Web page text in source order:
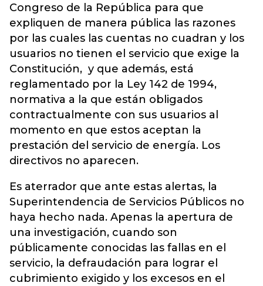
Congreso de la República para que
expliquen de manera pública las razones
por las cuales las cuentas no cuadran y los
usuarios no tienen el servicio que exige la
Constitución, y que además, está
reglamentado por la Ley 142 de 1994,
normativa a la que están obligados
contractualmente con sus usuarios al
momento en que estos aceptan la
prestación del servicio de energía. Los
directivos no aparecen.
Es aterrador que ante estas alertas, la
Superintendencia de Servicios Públicos no
haya hecho nada. Apenas la apertura de
una investigación, cuando son
públicamente conocidas las fallas en el
servicio, la defraudación para lograr el
cubrimiento exigido y los excesos en el